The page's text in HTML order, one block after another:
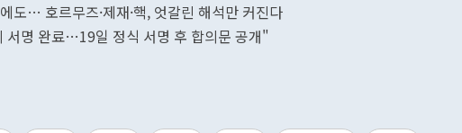
도… 호르무즈·제재·핵, 엇갈린 해석만 커진다
서명 완료…19일 정식 서명 후 합의문 공개"